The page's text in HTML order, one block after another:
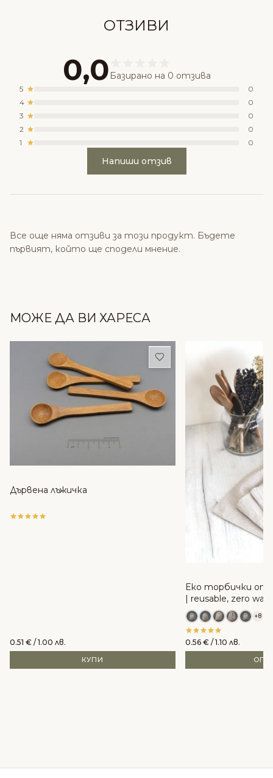
ОТЗИВИ
0,0 Базирано на 0 отзива
5
0
4
0
3
0
2
0
1
0
Напиши отзив
Все още няма отзиви за този продукт. Бъдете
първият, който ще сподели мнение.
МОЖЕ ДА ВИ ХАРЕСА
Добави в любими
Дървена лъжичка
0.51 € / 1.00 лв.
КУПИ
Еко торбички от
| reusable, zero
+8
0.56 € / 1.10 лв.